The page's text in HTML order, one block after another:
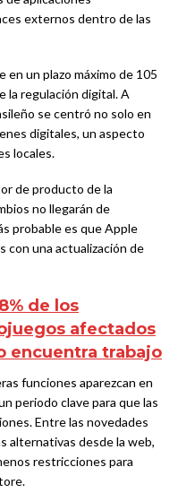
externos dentro de las
en un plazo máximo de 105
la regulación digital. A
se centró no solo en
digitales, un aspecto
locales.
de producto de la
no llegarán de
probable es que Apple
con una actualización de
de los
afectados
encuentra trabajo
funciones aparezcan en
periodo clave para que las
Entre las novedades
alternativas desde la web,
restricciones para